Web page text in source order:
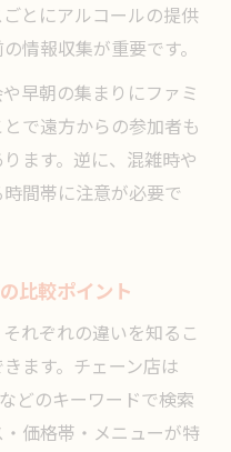
とにアルコールの提供
情報収集が重要です。
早朝の集まりにファミ
で遠方からの参加者も
ます。逆に、混雑時や
間帯に注意が必要で
比較ポイント
れぞれの違いを知るこ
ます。チェーン店は
どのキーワードで検索
価格帯・メニューが特